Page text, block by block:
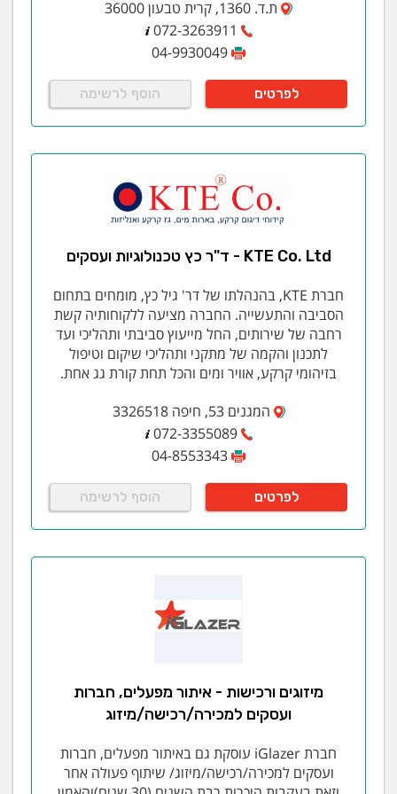
אגף הכבישה של אלתם מתמחה בייצור המוני של סדרות
בינוניות וגדולות.
הייצור מתבצע בטכנולוגיה של כבישה קרה מסרטי פח
לאלתם יכולות הנדסיות לתמוך בלקוח בשלבי אפיון המוצר
שיטת ייצור מועדפת: ייצור פרוגרסיבי
יכולת כבישה מהירה- עד 900 חלקים לדקה
עובי פח- 0.2מ"מ- 4 מ"מ
חומרי גלם- מתכות, אלומיניום, פוספור ברונזה ועוד
ריתוך
עבור ייצור סדרתי כאשר עבור כל מוצר מותאם מקבע
המאפשר עבודה רציפה לכמויות גדולות
הדיר
במכונות ההרכבה מתקיימת 100% בחינה פונקציונלית
ציפויים
ת.ד. 1360, קרית טבעון 36000
072-3263911
04-9930049
לפרטים הוסף לרשימה
KTE Co. Ltd - ד"ר כץ טכנולוגיות ועסקים
חברת KTE, בהנהלתו של דר' גיל כץ, מומחים בתחום
הסביבה והתעשייה. החברה מציעה ללקוחותיה קשת
רחבה של שירותים, החל מייעוץ סביבתי ותהליכי ועד
לתכנון והקמה של מתקני ותהליכי שיקום וטיפול
בזיהומי קרקע, אוויר ומים והכל תחת קורת גג אחת.
המגנים 53, חיפה 3326518
072-3355089
04-8553343
לפרטים הוסף לרשימה
מיזוגים ורכישות - איתור מפעלים, חברות
ועסקים למכירה/רכישה/מיזוג
חברת iGlazer עוסקת גם באיתור מפעלים, חברות
ועסקים למכירה/רכישה/מיזוג/ שיתוף פעולה אחר